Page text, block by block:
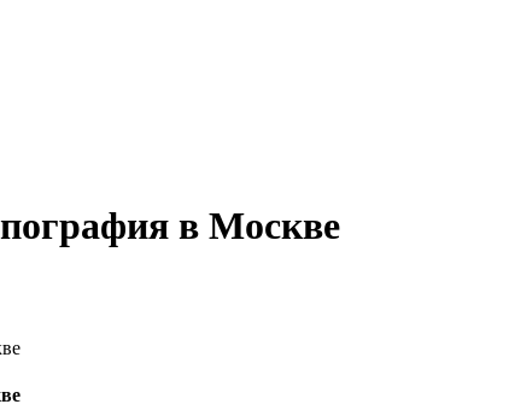
в Москве